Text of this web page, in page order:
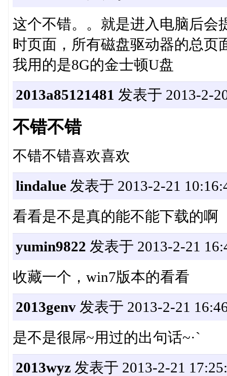
这个不错。。就是进入电脑后会
时页面，所有磁盘驱动器的总页
我用的是8G的金士顿U盘
2013a85121481 发表于 2013-2-
不错不错
不错不错喜欢喜欢
lindalue发表于 2013-2-21
看看是不是真的能不能下载的啊
yumin9822 发表于 2013-2-21
收藏一个，win7版本的看看
2013genv发表于 2013-2-21
是不是很屌~用过的出句话~·`
2013wyz发表于 2013-2-21